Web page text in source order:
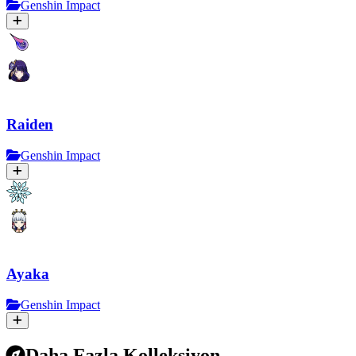
Genshin Impact
Raiden
Genshin Impact
Ayaka
Genshin Impact